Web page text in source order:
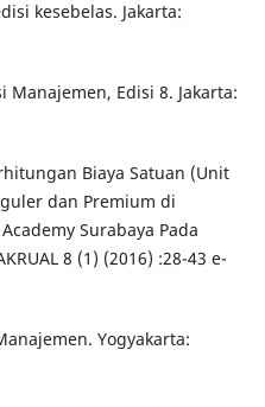
kesebelas. Jakarta:
Manajemen, Edisi 8. Jakarta:
Biaya Satuan (Unit
dan Premium di
Surabaya Pada
8 (1) (2016) :28-43 e-
Yogyakarta: